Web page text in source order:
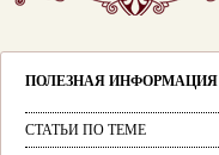
ПОЛЕЗНАЯ ИНФОРМАЦИЯ
СТАТЬИ ПО ТЕМЕ